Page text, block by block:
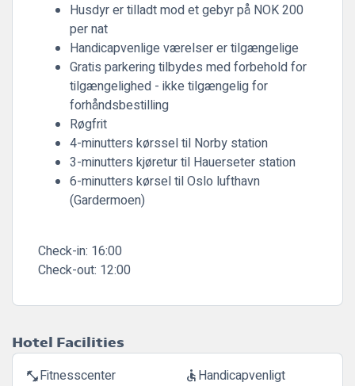
Husdyr er tilladt mod et gebyr på NOK 200
per nat
Handicapvenlige værelser er tilgængelige
Gratis parkering tilbydes med forbehold for
tilgængelighed - ikke tilgængelig for
forhåndsbestilling
Røgfrit
4-minutters kørssel til Norby station
3-minutters kjøretur til Hauerseter station
6-minutters kørsel til Oslo lufthavn
(Gardermoen)
Check-in: 16:00
Check-out: 12:00
Hotel Facilities
fitness_centerFitnesscenter accessibleHandicapvenligt